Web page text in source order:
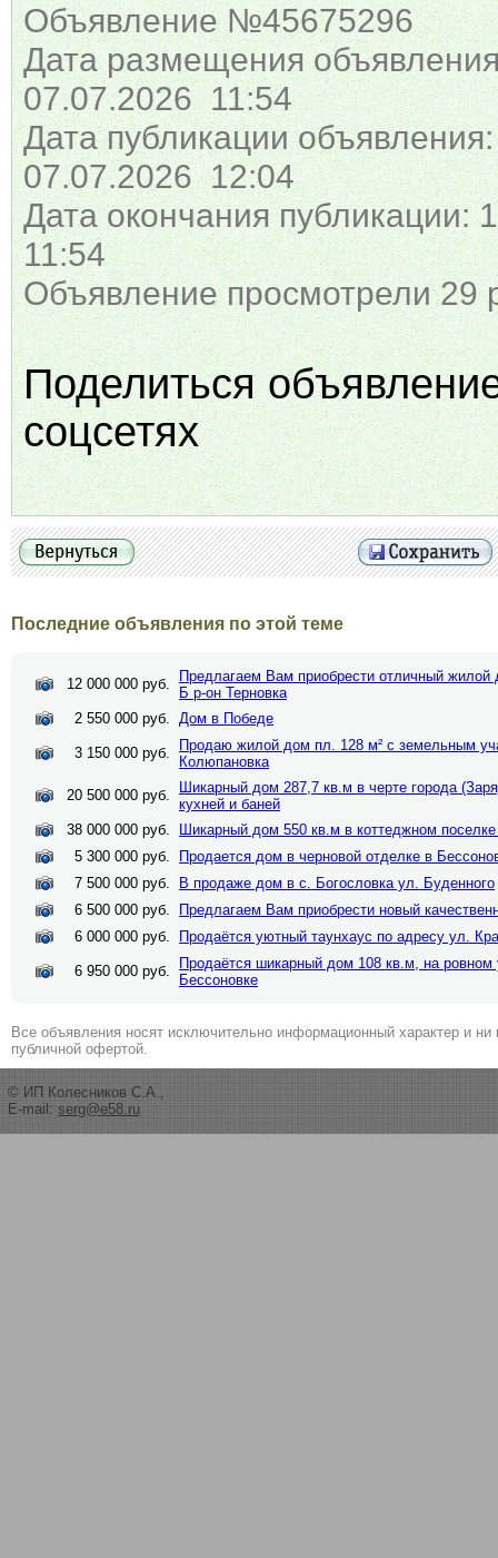
Объявление №45675296
Дата размещения
07.07.2026 11:54
Дата публикации объявления:
07.07.2026 12:04
Дата окончания публикации:
11:54
Объявление просмотрели 29
Поделиться
соцсетях
Последние объявления по этой теме
12 000 000 руб.
Предлагаем Вам приобрести отличный жилой
Б р-он Терновка
2 550 000 руб. Дом в Победе
3 150 000 руб.
Продаю жилой дом пл. 128 м² с земельным
Колюпановка
20 500 000 руб.
Шикарный дом 287,7 кв.м в черте города
кухней и баней
38 000 000 руб.
Шикарный дом 550 кв.м в коттеджном
5 300 000 руб.
Продается дом в черновой отделке в
7 500 000 руб.
В продаже дом в с. Богословка ул. Буденного
6 500 000 руб.
Предлагаем Вам приобрести новый
6 000 000 руб.
Продаётся уютный таунхаус по адресу ул.
6 950 000 руб.
Продаётся шикарный дом 108 кв.м, на ровном
Бессоновке
Все объявления носят исключительно информационный характер и ни
публичной офертой.
© ИП Колесников С.А.,
E-mail: serg@e58.ru